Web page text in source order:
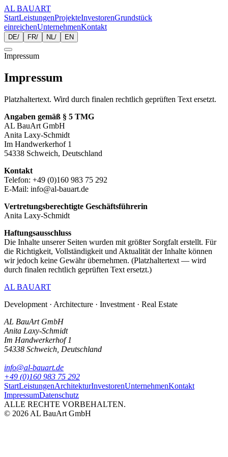
AL BAUART
StartLeistungenProjekteInvestorenGrundstück
einreichenUnternehmenKontakt
DE/ FR/ NL/ EN
Impressum
Impressum
Platzhaltertext. Wird durch finalen rechtlich geprüften Text ersetzt.
Angaben gemäß § 5 TMG
AL BauArt GmbH
Anita Laxy-Schmidt
Im Handwerkerhof 1
54338 Schweich, Deutschland
Kontakt
Telefon: +49 (0)160 983 75 292
E-Mail: info@al-bauart.de
Vertretungsberechtigte Geschäftsführerin
Anita Laxy-Schmidt
Haftungsausschluss
Die Inhalte unserer Seiten wurden mit größter Sorgfalt erstellt. Für
die Richtigkeit, Vollständigkeit und Aktualität der Inhalte können
wir jedoch keine Gewähr übernehmen. (Platzhaltertext — wird
durch finalen rechtlich geprüften Text ersetzt.)
AL BAUART
Development · Architecture · Investment · Real Estate
AL BauArt GmbH
Anita Laxy-Schmidt
Im Handwerkerhof 1
54338 Schweich, Deutschland
info@al-bauart.de
+49 (0)160 983 75 292
StartLeistungenArchitekturInvestorenUnternehmenKontakt
ImpressumDatenschutz
ALLE RECHTE VORBEHALTEN.
© 2026 AL BauArt GmbH